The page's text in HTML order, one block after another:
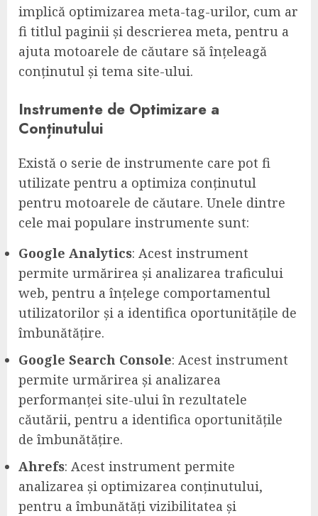
implică optimizarea meta-tag-urilor, cum ar
fi titlul paginii și descrierea meta, pentru a
ajuta motoarele de căutare să înțeleagă
conținutul și tema site-ului.
Instrumente de Optimizare a
Conținutului
Există o serie de instrumente care pot fi
utilizate pentru a optimiza conținutul
pentru motoarele de căutare. Unele dintre
cele mai populare instrumente sunt:
Google Analytics: Acest instrument
permite urmărirea și analizarea traficului
web, pentru a înțelege comportamentul
utilizatorilor și a identifica oportunitățile de
îmbunătățire.
Google Search Console: Acest instrument
permite urmărirea și analizarea
performanței site-ului în rezultatele
căutării, pentru a identifica oportunitățile
de îmbunătățire.
Ahrefs: Acest instrument permite
analizarea și optimizarea conținutului,
pentru a îmbunătăți vizibilitatea și